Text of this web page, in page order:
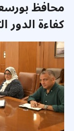
محافظ
كفاءة الدور